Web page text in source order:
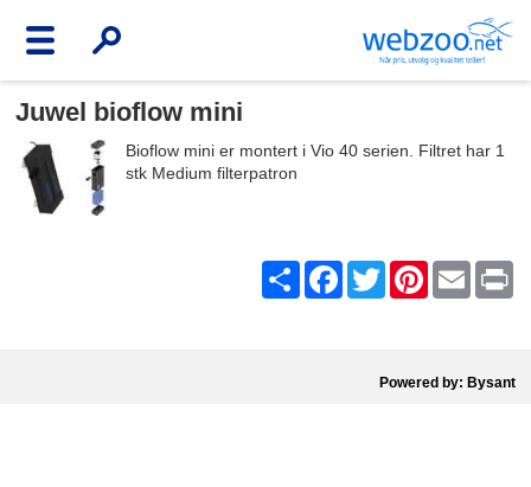
Juwel bioflow mini
Bioflow mini er montert i Vio 40 serien. Filtret har 1
stk Medium filterpatron
ShareFacebook
TwitterPinterest
Email
Powered by: Bysant